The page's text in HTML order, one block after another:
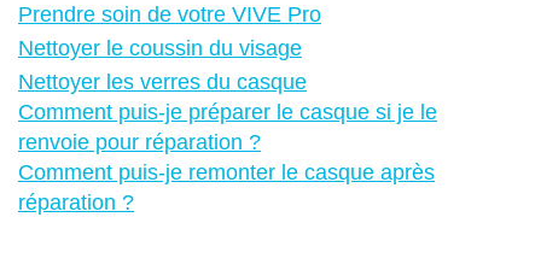
Prendre soin de votre VIVE Pro
Nettoyer le coussin du visage
Nettoyer les verres du casque
Comment puis-je préparer le casque si je le
renvoie pour réparation ?
Comment puis-je remonter le casque après
réparation ?